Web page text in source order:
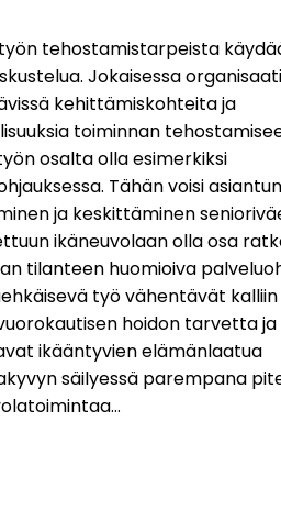
tehostamistarpeista
Jokaisessa
kehittämiskohteita ja
toiminnan
osalta olla esimerkiksi
Tähän voisi
ja keskittäminen
ikäneuvolaan olla osa
tilanteen huomioiva
työ vähentävät kalliin
hoidon tarvetta ja
ikääntyvien elämänlaatua
säilyessä parempana